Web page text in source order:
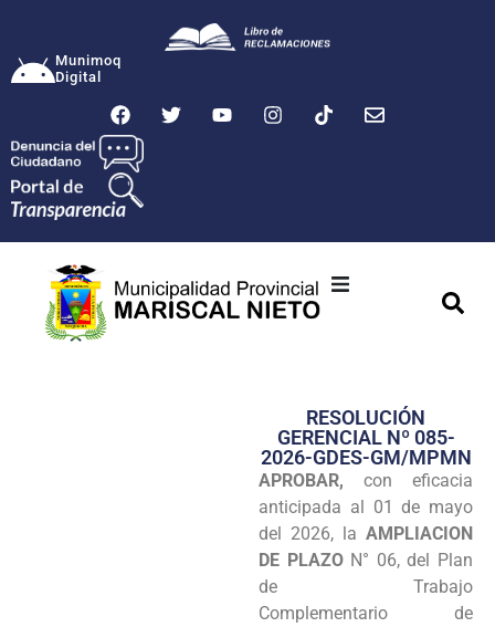
Munimoq
Digital
Transparencia
Seguridad
Programas
Intranet
RESOLUCIÓN
GERENCIAL Nº 085-
2026-GDES-GM/MPMN
APROBAR, con eficacia
anticipada al 01 de mayo
del 2026, la AMPLIACION
DE PLAZON° 06, del Plan
de Trabajo
Complementario de